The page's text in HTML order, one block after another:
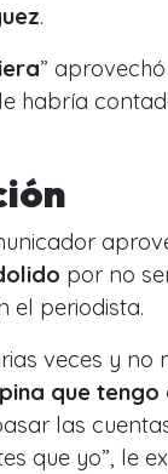
.
”
habría
por no
el periodista.
veces y no
que
las
que yo”, le